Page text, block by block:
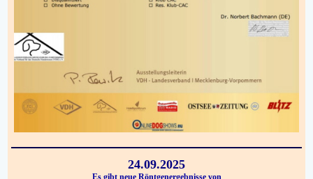
24.09.2025
Es gibt neue Röntgenergebnisse von